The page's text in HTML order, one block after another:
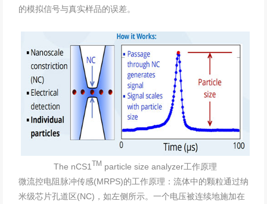
的模拟信号与真实样品的误差。
The nCS1 TM particle size analyzer工作原理
微流控电阻脉冲传感(MRPS)的工作原理：流体中的颗粒通过纳
米级芯片孔道区(NC)，如左侧所示。一个电压被连续地施加在